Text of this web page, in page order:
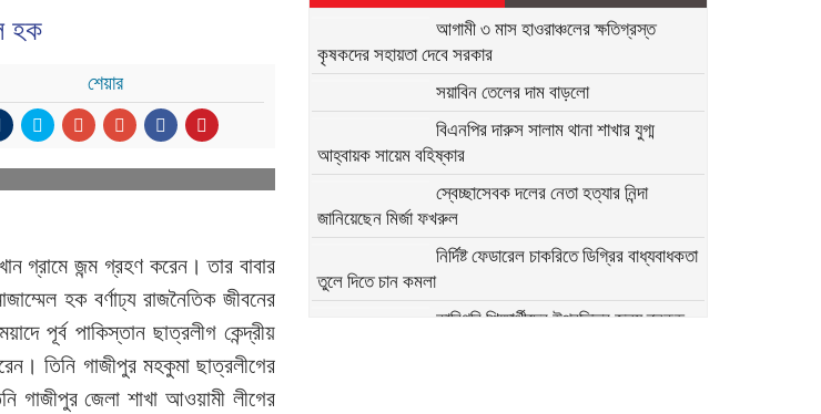
হক
শেয়ার
গ্রামে জন্ম গ্রহণ করেন। তার বাবার
হক বর্ণাঢ্য রাজনৈতিক জীবনের
পূর্ব পাকিস্তান ছাত্রলীগ কেন্দ্রীয়
তিনি গাজীপুর মহকুমা ছাত্রলীগের
গাজীপুর জেলা শাখা আওয়ামী লীগের
আগামী ৩ মাস হাওরাঞ্চলের ক্ষতিগ্রস্ত
কৃষকদের সহায়তা দেবে সরকার
সয়াবিন তেলের দাম বাড়লো
বিএনপির দারুস সালাম থানা শাখার যুগ্ম
আহ্বায়ক সায়েম বহিষ্কার
স্বেচ্ছাসেবক দলের নেতা হত্যার নিন্দা
জানিয়েছেন মির্জা ফখরুল
নির্দিষ্ট ফেডারেল চাকরিতে ডিগ্রির বাধ্যবাধকতা
তুলে দিতে চান কমলা
কারিগরি শিক্ষার্থীদের উপবৃত্তির জন্য ব্লকড